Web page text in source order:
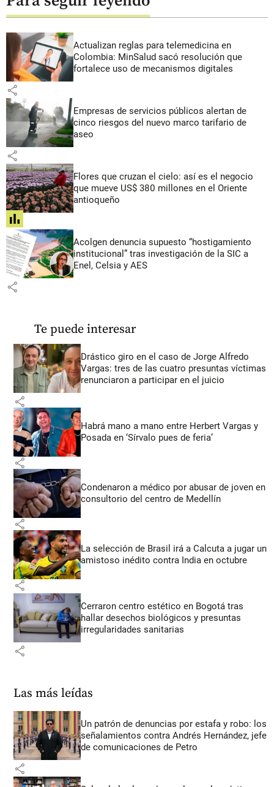
Actualizan reglas para telemedicina en
Colombia: MinSalud sacó resolución que
fortalece uso de mecanismos digitales
share
Empresas de servicios públicos alertan de
cinco riesgos del nuevo marco tarifario de
aseo
share
Flores que cruzan el cielo: así es el negocio
que mueve US$ 380 millones en el Oriente
antioqueño
share
Acolgen denuncia supuesto “hostigamiento
institucional” tras investigación de la SIC a
Enel, Celsia y AES
share
Te puede interesar
Drástico giro en el caso de Jorge Alfredo
Vargas: tres de las cuatro presuntas víctimas
renunciaron a participar en el juicio
share
Habrá mano a mano entre Herbert Vargas y
Posada en ‘Sírvalo pues de feria’
share
Condenaron a médico por abusar de joven en
consultorio del centro de Medellín
share
La selección de Brasil irá a Calcuta a jugar un
amistoso inédito contra India en octubre
share
Cerraron centro estético en Bogotá tras
hallar desechos biológicos y presuntas
irregularidades sanitarias
share
Las más leídas
Un patrón de denuncias por estafa y robo: los
señalamientos contra Andrés Hernández, jefe
de comunicaciones de Petro
share